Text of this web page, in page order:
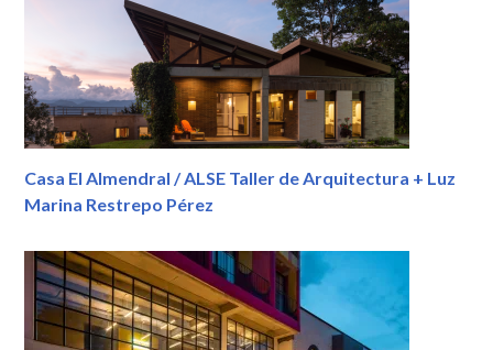
Casa El Almendral / ALSE Taller de Arquitectura + Luz
Marina Restrepo Pérez